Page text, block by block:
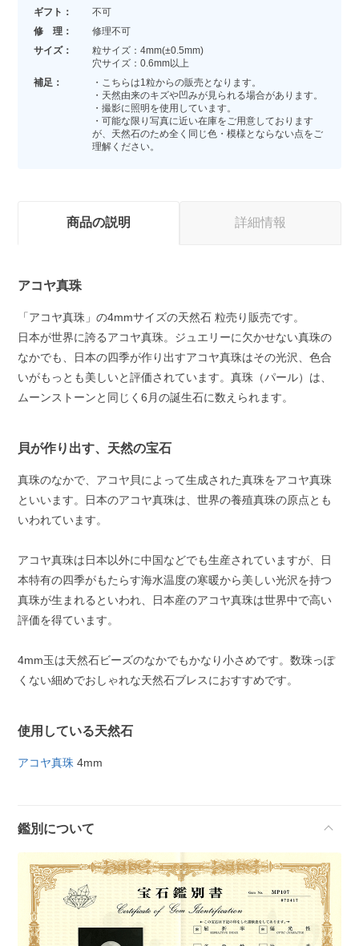
ギフト：
不可
修 理：
修理不可
サイズ：
粒サイズ：4mm(±0.5mm)
穴サイズ：0.6mm以上
補足：
・こちらは1粒からの販売となります。
・天然由来のキズや凹みが見られる場合があります。
・撮影に照明を使用しています。
・可能な限り写真に近い在庫をご用意しております
が、天然石のため全く同じ色・模様とならない点をご
理解ください。
商品の説明 詳細情報
アコヤ真珠
「アコヤ真珠」の4mmサイズの天然石 粒売り販売です。
日本が世界に誇るアコヤ真珠。ジュエリーに欠かせない真珠の
なかでも、日本の四季が作り出すアコヤ真珠はその光沢、色合
いがもっとも美しいと評価されています。真珠（パール）は、
ムーンストーンと同じく6月の誕生石に数えられます。
貝が作り出す、天然の宝石
真珠のなかで、アコヤ貝によって生成された真珠をアコヤ真珠
といいます。日本のアコヤ真珠は、世界の養殖真珠の原点とも
いわれています。
アコヤ真珠は日本以外に中国などでも生産されていますが、日
本特有の四季がもたらす海水温度の寒暖から美しい光沢を持つ
真珠が生まれるといわれ、日本産のアコヤ真珠は世界中で高い
評価を得ています。
4mm玉は天然石ビーズのなかでもかなり小さめです。数珠っぽ
くない細めでおしゃれな天然石ブレスにおすすめです。
使用している天然石
アコヤ真珠 4mm
鑑別について